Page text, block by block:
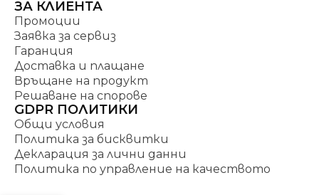
ЗА КЛИЕНТА
Промоции
Заявка за сервиз
Гаранция
Доставка и плащане
Връщане на продукт
Решаване на спорове
GDPR ПОЛИТИКИ
Общи условия
Политика за бисквитки
Декларация за лични данни
Политика по управление на качеството